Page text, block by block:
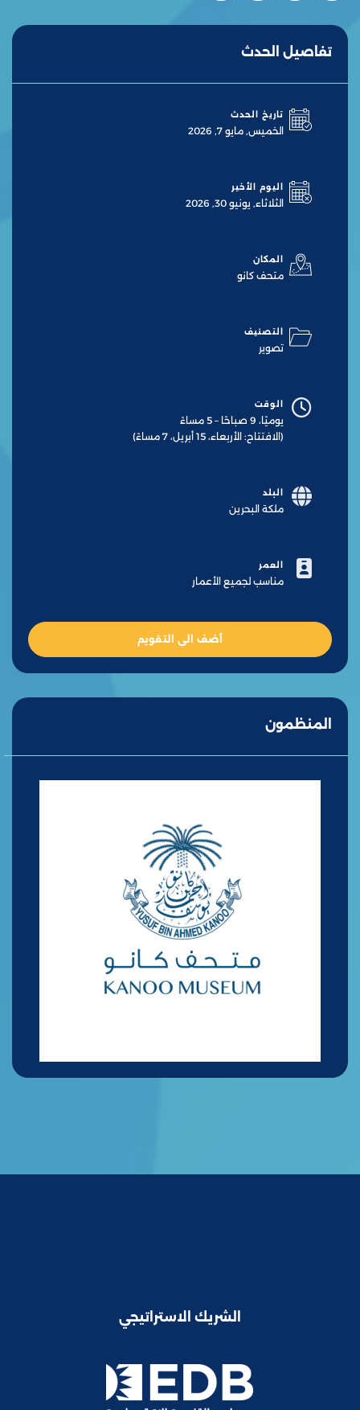
تفاصيل الحدث
تاريخ الحدث
الخميس, مايو 7, 2026
اليوم الأخير
الثلاثاء, يونيو 30, 2026
المكان
متحف كانو
التصنيف
تصوير
الوقت
يوميًا، 9 صباحًا – 5 مساءً
(الافتتاح: الأربعاء، 15 أبريل، 7 مساءً)
البلد
ملكة البحرين
العمر
مناسب لجميع الأعمار
أضف الى التقويم
المنظمون
الشريك الاستراتيجي